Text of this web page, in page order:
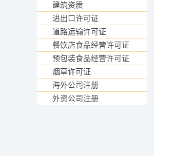
建筑资质
进出口许可证
道路运输许可证
餐饮店食品经营许可证
预包装食品经营许可证
烟草许可证
海外公司注册
外资公司注册